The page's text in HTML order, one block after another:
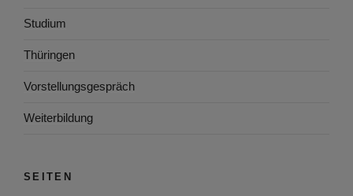
Studium
Thüringen
Vorstellungsgespräch
Weiterbildung
SEITEN